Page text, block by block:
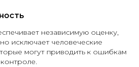
независимую оценку,
исключает человеческие
могут приводить к ошибкам